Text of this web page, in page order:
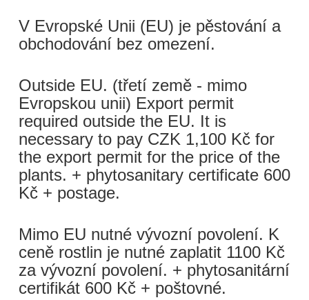
V Evropské Unii (EU) je pěstování a
obchodování bez omezení.
Outside EU. (třetí země - mimo
Evropskou unii) Export permit
required outside the EU. It is
necessary to pay CZK 1,100 Kč for
the export permit for the price of the
plants. + phytosanitary certificate 600
Kč + postage.
Mimo EU nutné vývozní povolení. K
ceně rostlin je nutné zaplatit 1100 Kč
za vývozní povolení. + phytosanitární
certifikát 600 Kč + poštovné.